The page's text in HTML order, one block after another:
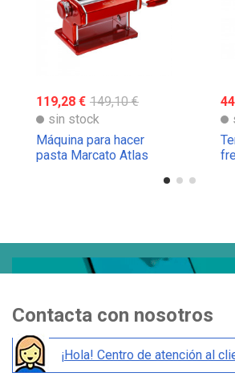
119,28 € 149,10 €
sin stock
Máquina para hacer
pasta Marcato Atlas
Contacta con nosotros
¡Hola! Centro de atención al